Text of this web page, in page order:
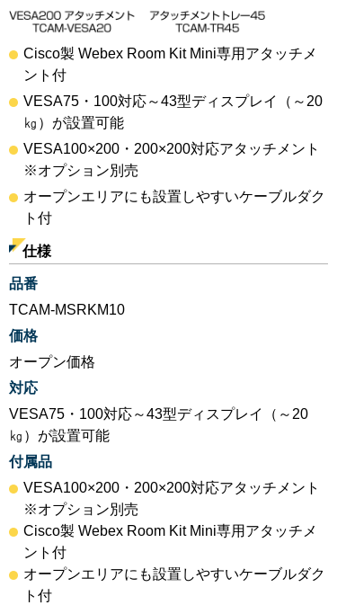
Cisco製 Webex Room Kit Mini専用アタッチメ
ント付
VESA75・100対応～43型ディスプレイ（～20
㎏）が設置可能
VESA100×200・200×200対応アタッチメント
※オプション別売
オープンエリアにも設置しやすいケーブルダク
ト付
仕様
品番
TCAM-MSRKM10
価格
オープン価格
対応
VESA75・100対応～43型ディスプレイ（～20
㎏）が設置可能
付属品
VESA100×200・200×200対応アタッチメント
※オプション別売
Cisco製 Webex Room Kit Mini専用アタッチメ
ント付
オープンエリアにも設置しやすいケーブルダク
ト付